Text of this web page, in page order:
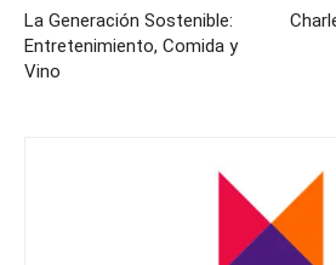
La Generación Sostenible:
Entretenimiento, Comida y
Vino